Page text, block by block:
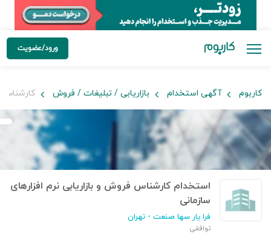
ورود/عضویت
کاربوم آگهی استخدام بازاریابی / تبلیغات / فروش کارشناس
استخدام کارشناس فروش و بازاریابی نرم افزارهای
سازمانی
فرا یار سها صنعت - تهران
توافقی